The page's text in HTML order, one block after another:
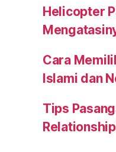
Helicopter
Cara
Islami dan
Tips